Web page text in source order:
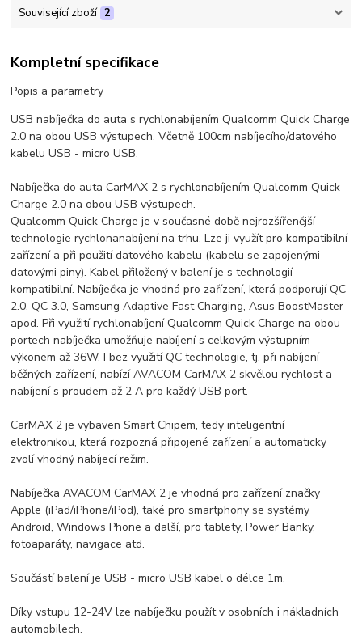
Související zboží 2
Kompletní specifikace
Popis a parametry
USB nabíječka do auta s rychlonabíjením Qualcomm Quick Charge
2.0 na obou USB výstupech. Včetně 100cm nabíjecího/datového
kabelu USB - micro USB.
Nabíječka do auta CarMAX 2 s rychlonabíjením Qualcomm Quick
Charge 2.0 na obou USB výstupech.
Qualcomm Quick Charge je v současné době nejrozšířenější
technologie rychlonanabíjení na trhu. Lze ji využít pro kompatibilní
zařízení a při použití datového kabelu (kabelu se zapojenými
datovými piny). Kabel přiložený v balení je s technologií
kompatibilní. Nabíječka je vhodná pro zařízení, která podporují QC
2.0, QC 3.0, Samsung Adaptive Fast Charging, Asus BoostMaster
apod. Při využití rychlonabíjení Qualcomm Quick Charge na obou
portech nabíječka umožňuje nabíjení s celkovým výstupním
výkonem až 36W. I bez využití QC technologie, tj. při nabíjení
běžných zařízení, nabízí AVACOM CarMAX 2 skvělou rychlost a
nabíjení s proudem až 2 A pro každý USB port.
CarMAX 2 je vybaven Smart Chipem, tedy inteligentní
elektronikou, která rozpozná připojené zařízení a automaticky
zvolí vhodný nabíjecí režim.
Nabíječka AVACOM CarMAX 2 je vhodná pro zařízení značky
Apple (iPad/iPhone/iPod), také pro smartphony se systémy
Android, Windows Phone a další, pro tablety, Power Banky,
fotoaparáty, navigace atd.
Součástí balení je USB - micro USB kabel o délce 1m.
Díky vstupu 12-24V lze nabíječku použít v osobních i nákladních
automobilech.